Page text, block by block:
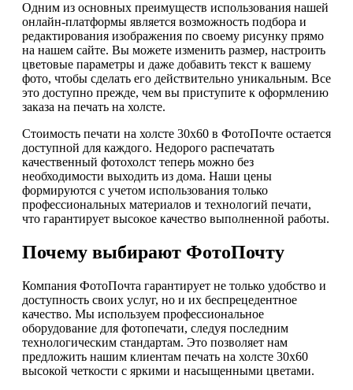
Одним из основных преимуществ использования нашей
онлайн-платформы является возможность подбора и
редактирования изображения по своему рисунку прямо
на нашем сайте. Вы можете изменить размер, настроить
цветовые параметры и даже добавить текст к вашему
фото, чтобы сделать его действительно уникальным. Все
это доступно прежде, чем вы приступите к оформлению
заказа на печать на холсте.
Стоимость печати на холсте 30х60 в ФотоПочте остается
доступной для каждого. Недорого распечатать
качественный фотохолст теперь можно без
необходимости выходить из дома. Наши цены
формируются с учетом использования только
профессиональных материалов и технологий печати,
что гарантирует высокое качество выполненной работы.
Почему выбирают ФотоПочту
Компания ФотоПочта гарантирует не только удобство и
доступность своих услуг, но и их беспрецедентное
качество. Мы используем профессиональное
оборудование для фотопечати, следуя последним
технологическим стандартам. Это позволяет нам
предложить нашим клиентам печать на холсте 30х60
высокой четкости с яркими и насыщенными цветами.